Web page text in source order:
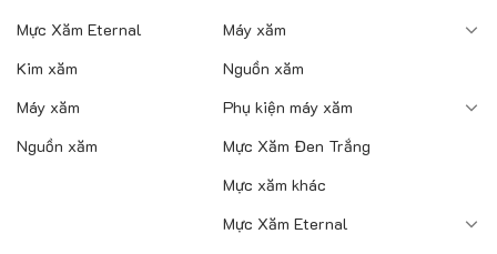
Mực Xăm Eternal
Kim xăm
Máy xăm
Nguồn xăm
Máy xăm
Nguồn xăm
Phụ kiện máy xăm
Mực Xăm Đen Trắng
Mực xăm khác
Mực Xăm Eternal